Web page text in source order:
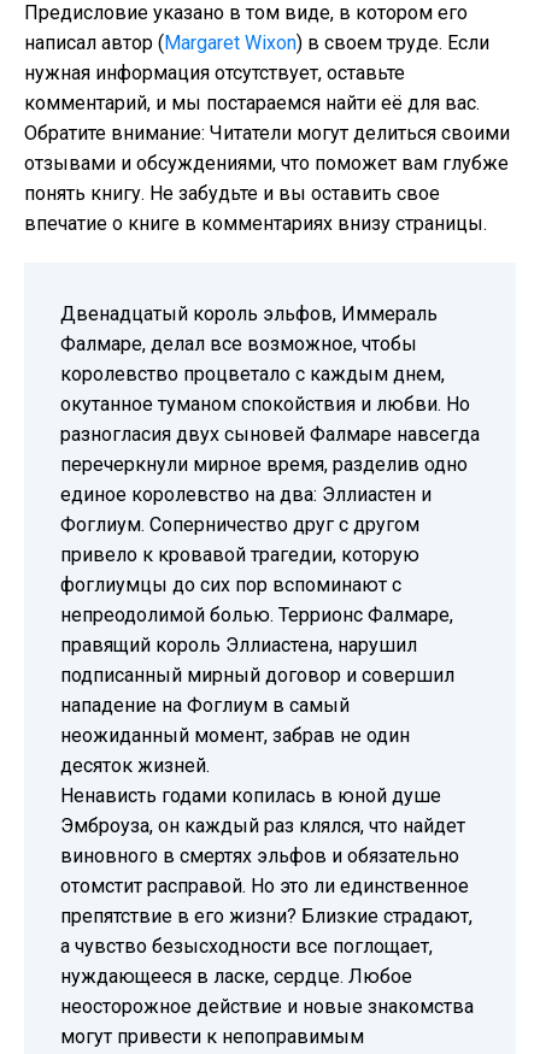
Предисловие указано в том виде, в котором его
написал автор (Margaret Wixon) в своем труде. Если
нужная информация отсутствует, оставьте
комментарий, и мы постараемся найти её для вас.
Обратите внимание: Читатели могут делиться своими
отзывами и обсуждениями, что поможет вам глубже
понять книгу. Не забудьте и вы оставить свое
впечатие о книге в комментариях внизу страницы.
Двенадцатый король эльфов, Иммераль
Фалмаре, делал все возможное, чтобы
королевство процветало с каждым днем,
окутанное туманом спокойствия и любви. Но
разногласия двух сыновей Фалмаре навсегда
перечеркнули мирное время, разделив одно
единое королевство на два: Эллиастен и
Фоглиум. Соперничество друг с другом
привело к кровавой трагедии, которую
фоглиумцы до сих пор вспоминают с
непреодолимой болью. Террионс Фалмаре,
правящий король Эллиастена, нарушил
подписанный мирный договор и совершил
нападение на Фоглиум в самый
неожиданный момент, забрав не один
десяток жизней.
Ненависть годами копилась в юной душе
Эмброуза, он каждый раз клялся, что найдет
виновного в смертях эльфов и обязательно
отомстит расправой. Но это ли единственное
препятствие в его жизни? Близкие страдают,
а чувство безысходности все поглощает,
нуждающееся в ласке, сердце. Любое
неосторожное действие и новые знакомства
могут привести к непоправимым